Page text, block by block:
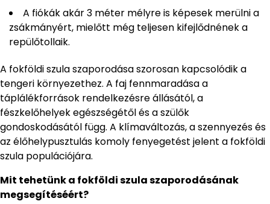
A fiókák akár 3 méter mélyre is képesek merülni a
zsákmányért, mielőtt még teljesen kifejlődnének a
repülőtollaik.
A fokföldi szula szaporodása szorosan kapcsolódik a
tengeri környezethez. A faj fennmaradása a
táplálékforrások rendelkezésre állásától, a
fészkelőhelyek egészségétől és a szülők
gondoskodásától függ. A klímaváltozás, a szennyezés és
az élőhelypusztulás komoly fenyegetést jelent a fokföldi
szula populációjára.
Mit tehetünk a fokföldi szula szaporodásának
megsegítéséért?